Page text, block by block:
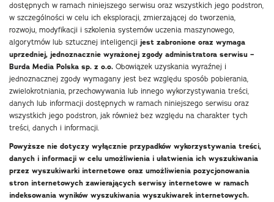
dostępnych w ramach niniejszego serwisu oraz wszystkich jego podstron,
w szczególności w celu ich eksploracji, zmierzającej do tworzenia,
rozwoju, modyfikacji i szkolenia systemów uczenia maszynowego,
algorytmów lub sztucznej inteligencji jest zabronione oraz wymaga
uprzedniej, jednoznacznie wyrażonej zgody administratora serwisu –
Burda Media Polska sp. z o.o. Obowiązek uzyskania wyraźnej i
jednoznacznej zgody wymagany jest bez względu sposób pobierania,
zwielokrotniania, przechowywania lub innego wykorzystywania treści,
danych lub informacji dostępnych w ramach niniejszego serwisu oraz
wszystkich jego podstron, jak również bez względu na charakter tych
treści, danych i informacji.
Powyższe nie dotyczy wyłącznie przypadków wykorzystywania treści,
danych i informacji w celu umożliwienia i ułatwienia ich wyszukiwania
przez wyszukiwarki internetowe oraz umożliwienia pozycjonowania
stron internetowych zawierających serwisy internetowe w ramach
indeksowania wyników wyszukiwania wyszukiwarek internetowych.